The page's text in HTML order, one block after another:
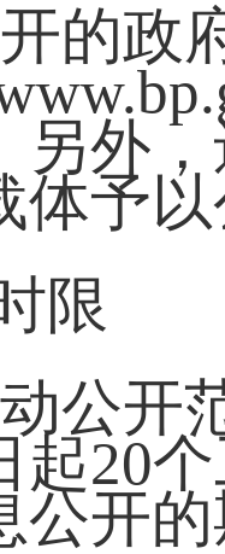
的政
另外
体予
限
公开
起20
公开